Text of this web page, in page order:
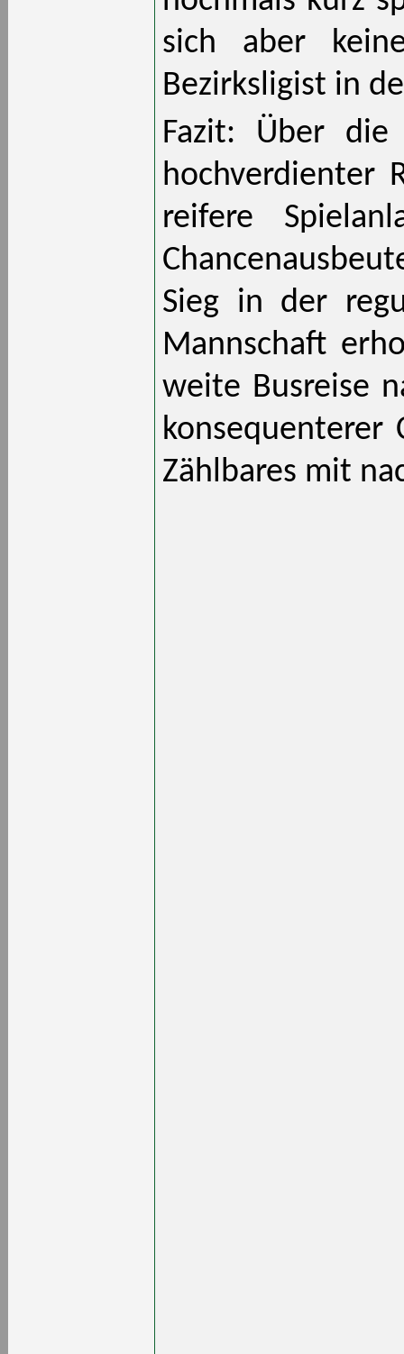
sich aber
Bezirksligist in
Fazit: Über die
hochverdienter
reifere
Sieg in der
Mannschaft
weite Busreise
konsequenterer
Zählbares mit